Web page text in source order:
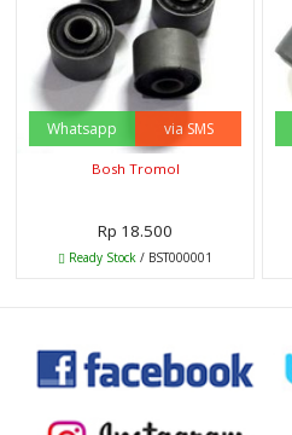
Whatsapp via SMS
Bosh Tromol
Rp 18.500
Ready Stock / BST000001